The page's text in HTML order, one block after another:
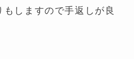
もしますので手返しが良